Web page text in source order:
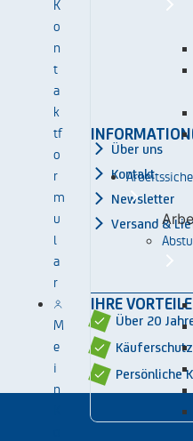
Über uns
Kontakt
Newsletter
Versand &
IHRE VORTEILE
Über 20
Persönliche
K
o
n
t
a
k
tf
o
r
m
u
l
a
r
M
e
i
n